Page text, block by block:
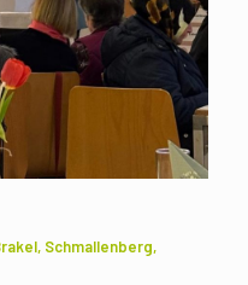
Schmallenberg,